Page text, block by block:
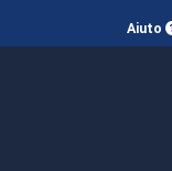
Aiuto